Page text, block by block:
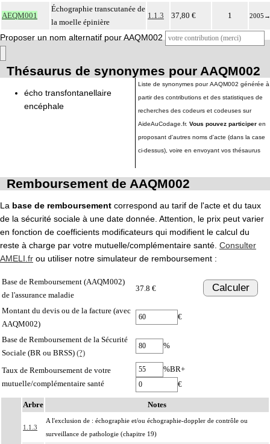
AEQM001
Échographie transcutanée de
la moelle épinière
1.1.3 37,80 € 1 2005 →
Proposer un nom alternatif pour AAQM002
Thésaurus de synonymes pour AAQM002
écho transfontanellaire
encéphale
Liste de synonymes pour AAQM002 générée à
partir des contributions et des statistiques de
recherches des codeurs et codeuses sur
AideAuCodage.fr. Vous pouvez participer en
proposant d'autres noms d'acte (dans la case
ci-dessus), voire en envoyant vos thésaurus
Remboursement de AAQM002
La base de remboursement correspond au tarif de l'acte et du taux
de la sécurité sociale à une date donnée. Attention, le prix peut varier
en fonction de coefficients modificateurs qui modifient le calcul du
reste à charge par votre mutuelle/complémentaire santé. Consulter
AMELI.fr ou utiliser notre simulateur de remboursement :
Base de Remboursement (AAQM002)
de l'assurance maladie
37.8 € Calculer
Montant du devis ou de la facture (avec
AAQM002)
€
Base de Remboursement de la Sécurité
Sociale (BR ou BRSS) (?)
%
Taux de Remboursement de votre
mutuelle/complémentaire santé
%BR+
€
Arbre Notes
1.1.3
A l'exclusion de : échographie et/ou échographie-doppler de contrôle ou
surveillance de pathologie (chapitre 19)